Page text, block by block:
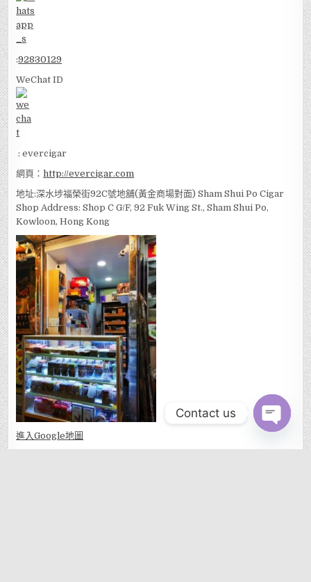
:92830129
WeChat ID
: evercigar
網頁：http://evercigar.com
地址:深水埗福榮街92C號地舖(黃金商場對面) Sham Shui Po Cigar
Shop Address: Shop C G/F, 92 Fuk Wing St., Sham Shui Po,
Kowloon, Hong Kong
進入Google地圖
Contact us
OPEN